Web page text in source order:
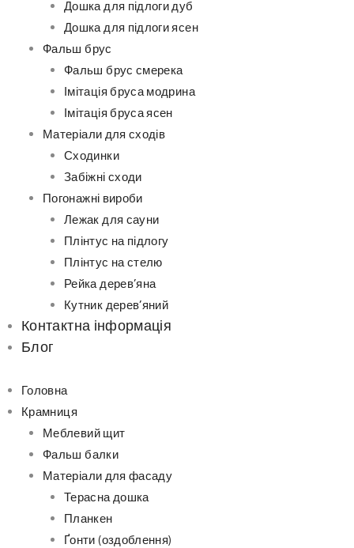
Дошка для підлоги дуб
Дошка для підлоги ясен
Фальш брус
Фальш брус смерека
Імітація бруса модрина
Імітація бруса ясен
Матеріали для сходів
Сходинки
Забіжні сходи
Погонажні вироби
Лежак для сауни
Плінтус на підлогу
Плінтус на стелю
Рейка дерев’яна
Кутник дерев’яний
Контактна інформація
Блог
Головна
Крамниця
Меблевий щит
Фальш балки
Матеріали для фасаду
Терасна дошка
Планкен
Ґонти (оздоблення)